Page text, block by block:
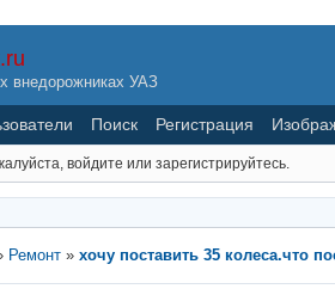
внедорожниках УАЗ
Поиск Регистрация
войдите или зарегистрируйтесь.
Ремонт » хочу поставить 35 колеса.что